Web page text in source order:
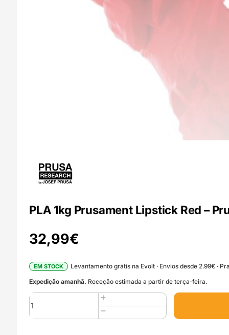
PLA 1kg Prusament Lipstick Red –
32,99€
EM STOCK
Levantamento grátis na Evolt · Envios desde 2.99€ ·
Expedição amanhã. Receção estimada a partir de terça-feira.
Quantidade
de
PLA